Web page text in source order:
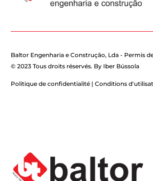
Baltor Engenharia e Construção, Lda - Permis
© 2023 Tous droits réservés. By Iber Bússola
Politique de confidentialité | Conditions